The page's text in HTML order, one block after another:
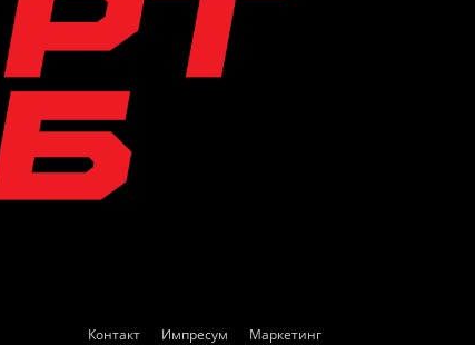
Контакт Импресум Маркетинг